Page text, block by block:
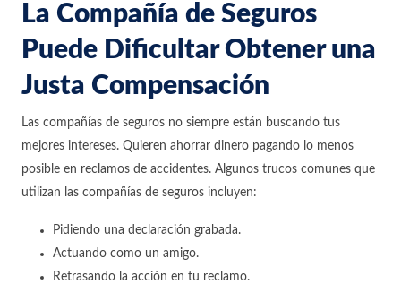
La Compañía de Seguros
Puede Dificultar Obtener una
Justa Compensación
Las compañías de seguros no siempre están buscando tus
mejores intereses. Quieren ahorrar dinero pagando lo menos
posible en reclamos de accidentes. Algunos trucos comunes que
utilizan las compañías de seguros incluyen:
Pidiendo una declaración grabada.
Actuando como un amigo.
Retrasando la acción en tu reclamo.